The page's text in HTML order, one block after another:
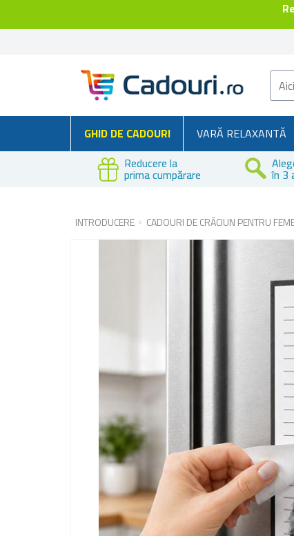
GHID DE CADOURI VARĂ RELAXANTĂ
Reducere la
prima cumpărare în 3
INTRODUCERE CADOURI DE CRĂCIUN PENTRU